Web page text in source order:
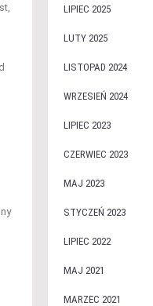
LIPIEC 2025
LUTY 2025
LISTOPAD 2024
WRZESIEŃ 2024
LIPIEC 2023
CZERWIEC 2023
MAJ 2023
STYCZEŃ 2023
LIPIEC 2022
MAJ 2021
MARZEC 2021